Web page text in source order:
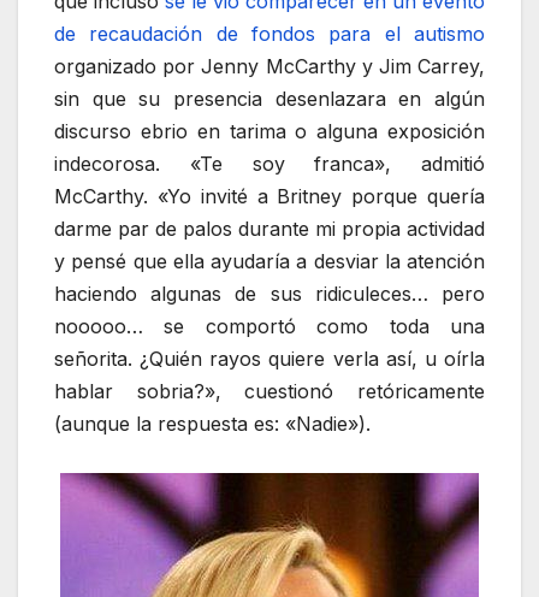
de recaudación de fondos para el autismo
organizado por Jenny McCarthy y Jim Carrey,
sin que su presencia desenlazara en algún
discurso ebrio en tarima o alguna exposición
indecorosa. «Te soy franca», admitió
McCarthy. «Yo invité a Britney porque quería
darme par de palos durante mi propia actividad
y pensé que ella ayudaría a desviar la atención
haciendo algunas de sus ridiculeces… pero
nooooo… se comportó como toda una
señorita. ¿Quién rayos quiere verla así, u oírla
hablar sobria?», cuestionó retóricamente
(aunque la respuesta es: «Nadie»).